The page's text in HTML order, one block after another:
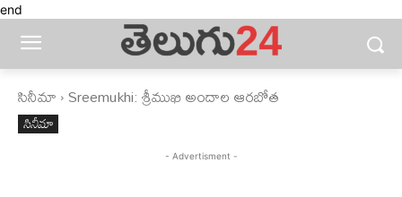
end
సినీమా Sreemukhi: శ్రీముఖి అందాల ఆరబోత
సినీమా
- Advertisment -